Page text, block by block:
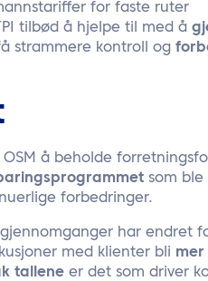
for faste ruter
tilbød å hjelpe til med å
strammere kontroll og
OSM å beholde
som ble
forbedringer.
har endret
med klienter bli mer
tallene er det som driver